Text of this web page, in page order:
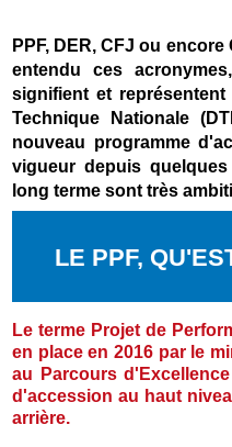
PPF, DER, CFJ ou
entendu ces
signifient et
Technique Nationale
nouveau programme
vigueur depuis
long terme sont très
LE PPF,
Le terme Projet de
en place en 2016 par le
au Parcours
d'accession au haut
arrière.